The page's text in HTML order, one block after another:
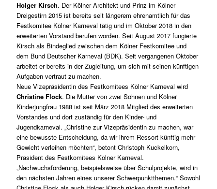
Holger Kirsch. Der Kölner Architekt und Prinz im Kölner
Dreigestirn 2015 ist bereits seit längerem ehrenamtlich für das
Festkomitee Kölner Karneval tätig und im Oktober 2018 in den
erweiterten Vorstand berufen worden. Seit August 2017 fungierte
Kirsch als Bindeglied zwischen dem Kölner Festkomitee und
dem Bund Deutscher Karneval (BDK). Seit vergangenen Oktober
arbeitet er bereits in der Zugleitung, um sich mit seinen künftigen
Aufgaben vertraut zu machen.
Neue Vizepräsidentin des Festkomitees Kölner Karneval wird
Christine Flock. Die Mutter von zwei Söhnen und Kölner
Kinderjungfrau 1988 ist seit März 2018 Mitglied des erweiterten
Vorstandes und dort zuständig für den Kinder- und
Jugendkarneval. „Christine zur Vizepräsidentin zu machen, war
eine bewusste Entscheidung, da wir ihrem Ressort künftig mehr
Gewicht verleihen möchten“, betont Christoph Kuckelkorn,
Präsident des Festkomitees Kölner Karneval.
„Nachwuchsförderung, beispielsweise über Schulprojekte, wird in
den nächsten Jahren eines unserer Schwerpunktthemen.“ Sowohl